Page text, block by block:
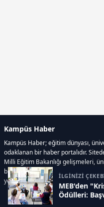
İLGİNİZİ
MEB'den
Ödülleri:
Kampüs Haber
Kampüs Haber; eğitim dünyası,
odaklanan bir haber portalıdır.
Milli Eğitim Bakanlığı gelişmeleri,
bilim ve teknoloji alanındaki
yer alır.